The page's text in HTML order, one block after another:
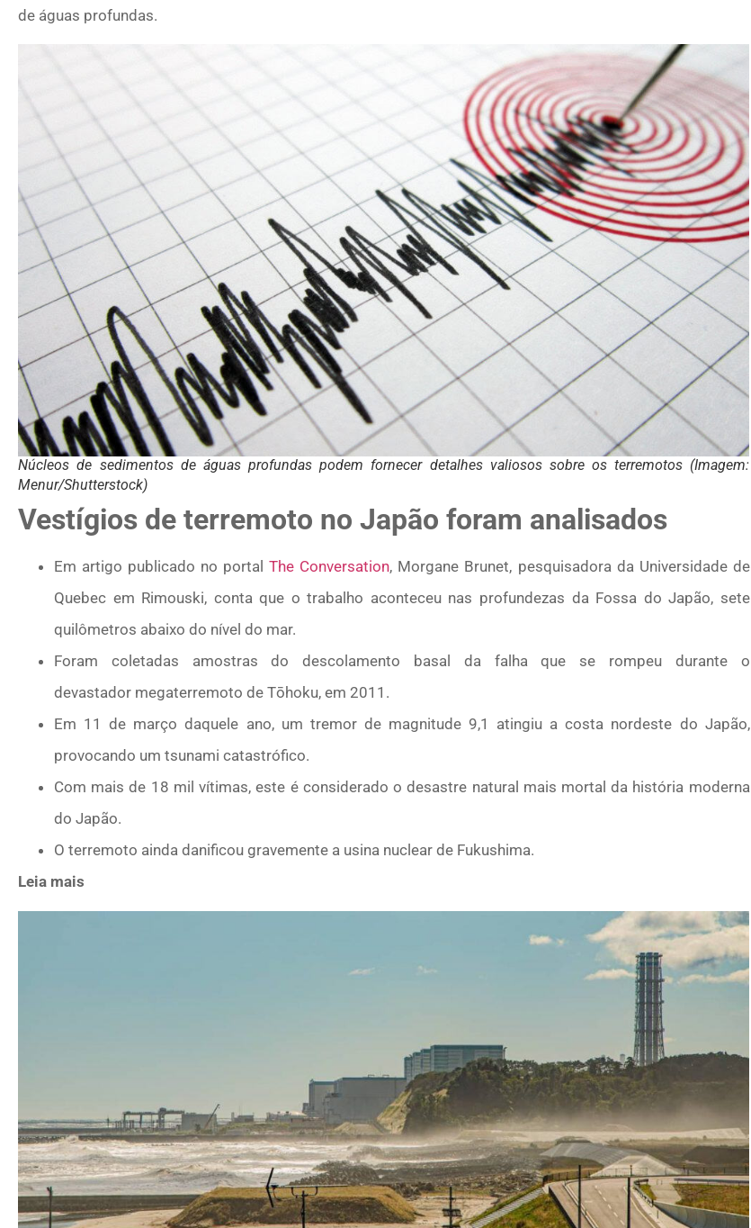
de águas profundas.
Núcleos de sedimentos de águas profundas podem fornecer detalhes valiosos sobre os terremotos (Imagem:
Menur/Shutterstock)
Vestígios de terremoto no Japão foram analisados
Em artigo publicado no portalThe Conversation, Morgane Brunet, pesquisadora da Universidade de
Quebec em Rimouski, conta que o trabalho aconteceu nas profundezas da Fossa do Japão, sete
quilômetros abaixo do nível do mar.
Foram coletadas amostras do descolamento basal da falha que se rompeu durante o
devastador megaterremoto de Tōhoku, em 2011.
Em 11 de março daquele ano, um tremor de magnitude 9,1 atingiu a costa nordeste do Japão,
provocando um tsunami catastrófico.
Com mais de 18 mil vítimas, este é considerado o desastre natural mais mortal da história moderna
do Japão.
O terremoto ainda danificou gravemente a usina nuclear de Fukushima.
Leia mais